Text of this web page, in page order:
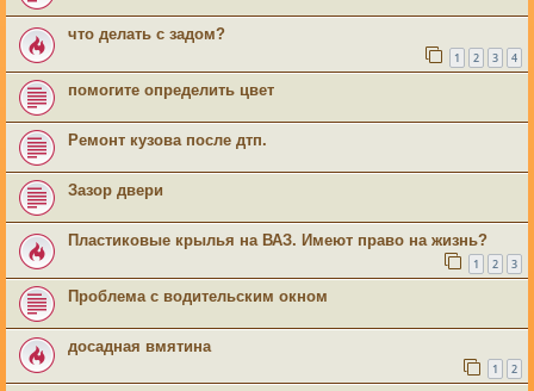
что делать с задом?
1 2 3 4
помогите определить цвет
Ремонт кузова после дтп.
Зазор двери
Пластиковые крылья на ВАЗ. Имеют право на жизнь?
1 2 3
Проблема с водительским окном
досадная вмятина
1 2